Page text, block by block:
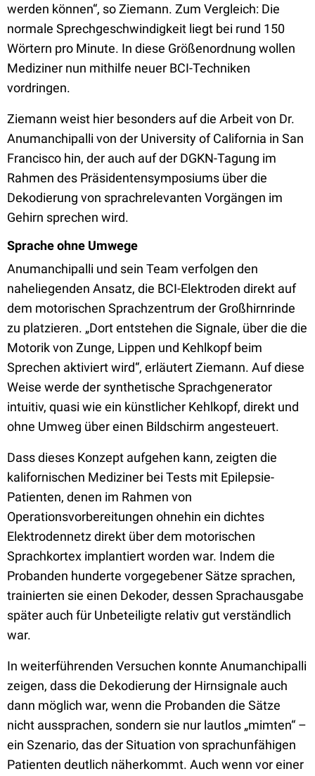
werden können“, so Ziemann. Zum Vergleich: Die
normale Sprechgeschwindigkeit liegt bei rund 150
Wörtern pro Minute. In diese Größenordnung wollen
Mediziner nun mithilfe neuer BCI-Techniken
vordringen.
Ziemann weist hier besonders auf die Arbeit von Dr.
Anumanchipalli von der University of California in San
Francisco hin, der auch auf der DGKN-Tagung im
Rahmen des Präsidentensymposiums über die
Dekodierung von sprachrelevanten Vorgängen im
Gehirn sprechen wird.
Sprache ohne Umwege
Anumanchipalli und sein Team verfolgen den
naheliegenden Ansatz, die BCI-Elektroden direkt auf
dem motorischen Sprachzentrum der Großhirnrinde
zu platzieren. „Dort entstehen die Signale, über die die
Motorik von Zunge, Lippen und Kehlkopf beim
Sprechen aktiviert wird“, erläutert Ziemann. Auf diese
Weise werde der synthetische Sprachgenerator
intuitiv, quasi wie ein künstlicher Kehlkopf, direkt und
ohne Umweg über einen Bildschirm angesteuert.
Dass dieses Konzept aufgehen kann, zeigten die
kalifornischen Mediziner bei Tests mit Epilepsie-
Patienten, denen im Rahmen von
Operationsvorbereitungen ohnehin ein dichtes
Elektrodennetz direkt über dem motorischen
Sprachkortex implantiert worden war. Indem die
Probanden hunderte vorgegebener Sätze sprachen,
trainierten sie einen Dekoder, dessen Sprachausgabe
später auch für Unbeteiligte relativ gut verständlich
war.
In weiterführenden Versuchen konnte Anumanchipalli
zeigen, dass die Dekodierung der Hirnsignale auch
dann möglich war, wenn die Probanden die Sätze
nicht aussprachen, sondern sie nur lautlos „mimten“ –
ein Szenario, das der Situation von sprachunfähigen
Patienten deutlich näherkommt. Auch wenn vor einer